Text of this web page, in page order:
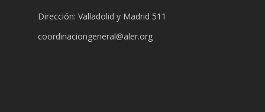
Dirección: Valladolid y Madrid 511
coordinaciongeneral@aler.org